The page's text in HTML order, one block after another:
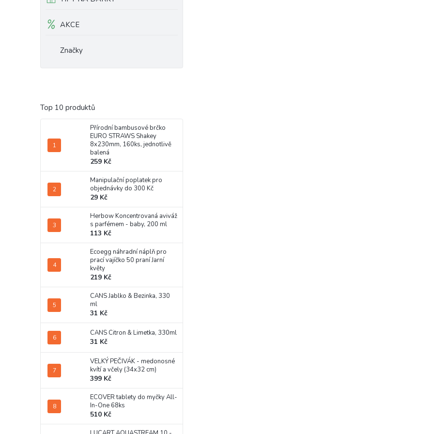
AKCE
Značky
Top 10 produktů
Přírodní bambusové brčko
EURO STRAWS Shakey
8x230mm, 160ks, jednotlivě
balená
259 Kč
Manipulační poplatek pro
objednávky do 300 Kč
29 Kč
Herbow Koncentrovaná aviváž
s parfémem - baby, 200 ml
113 Kč
Ecoegg náhradní náplň pro
prací vajíčko 50 praní Jarní
květy
219 Kč
CANS Jablko & Bezinka, 330
ml
31 Kč
CANS Citron & Limetka, 330ml
31 Kč
VELKÝ PEČIVÁK - medonosné
kvítí a včely (34x32 cm)
399 Kč
ECOVER tablety do myčky All-
In-One 68ks
510 Kč